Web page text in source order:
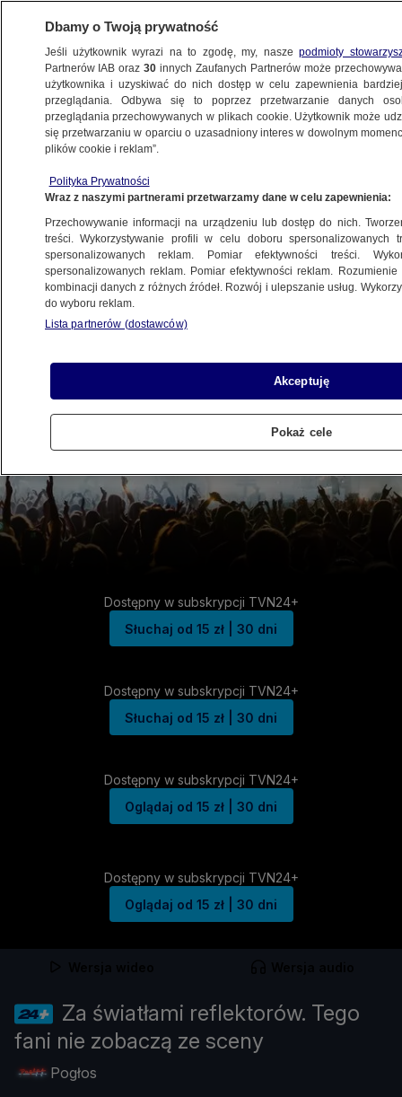
Dostępny w subskrypcji TVN24+
Słuchaj od 15 zł | 30 dni
Dostępny w subskrypcji TVN24+
Słuchaj od 15 zł | 30 dni
Dostępny w subskrypcji TVN24+
Oglądaj od 15 zł | 30 dni
Dostępny w subskrypcji TVN24+
Oglądaj od 15 zł | 30 dni
Za światłami reflektorów. Tego
fani nie zobaczą ze sceny
Pogłos
Dbamy o Twoją prywatność
Jeśli użytkownik wyrazi na to zgodę, my, naszepodmioty
Partnerów IAB oraz30 innych Zaufanych Partnerów może
użytkownika i uzyskiwać do nich dostęp w celu zapewnienia
przeglądania. Odbywa się to poprzez przetwarzanie danych
przeglądania przechowywanych w plikach cookie. Użytkownik może
się przetwarzaniu w oparciu o uzasadniony interes w dowolnym
plików cookie i reklam”.
Polityka Prywatności
Wraz z naszymi partnerami przetwarzamy dane w celu zapewnienia:
Przechowywanie informacji na urządzeniu lub dostęp do nich.
treści. Wykorzystywanie profili w celu doboru spersonalizowanych
spersonalizowanych reklam. Pomiar efektywności treści.
spersonalizowanych reklam. Pomiar efektywności reklam.
kombinacji danych z różnych źródeł. Rozwój i ulepszanie usług.
do wyboru reklam.
Lista partnerów (dostawców)
Akceptuję
Pokaż cele